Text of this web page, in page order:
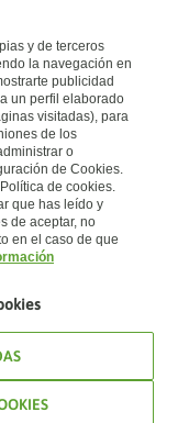
y de terceros
la navegación en
publicidad
un perfil elaborado
visitadas), para
de los
o
de Cookies.
de cookies.
que has leído y
de aceptar, no
en el caso de que